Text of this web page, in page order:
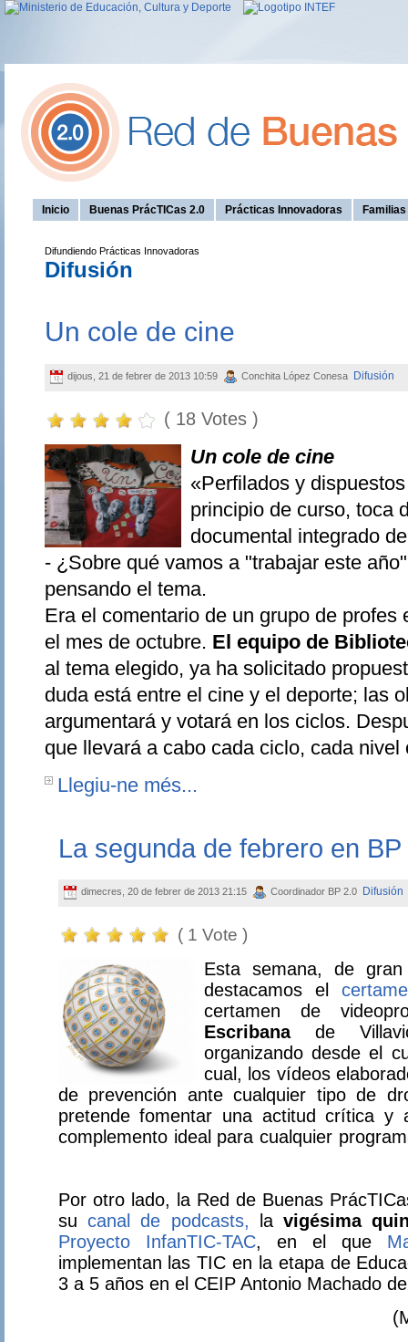
Inicio Buenas PrácTICas 2.0 Prácticas Innovadoras
Difundiendo Prácticas Innovadoras
Difusión
Un cole de cine
dijous, 21 de febrer de 2013 10:59 Conchita López Conesa Difusión
( 18 Votes )
Un cole de cine
«Perfilados y
principio de curso, toca
documental integrado
- ¿Sobre qué vamos a "trabajar este
pensando el tema.
Era el comentario de un grupo de profes
el mes de octubre. El equipo de
al tema elegido, ya ha solicitado
duda está entre el cine y el deporte; las
argumentará y votará en los ciclos.
que llevará a cabo cada ciclo, cada nivel
Llegiu-ne més...
La segunda de febrero en BP
dimecres, 20 de febrer de 2013 21:15 Coordinador BP 2.0 Difusión
( 1 Vote )
Esta semana, de
destacamos el
certamen de
Escribanade
organizando desde el
cual, los vídeos
de prevención ante cualquier tipo de
pretende fomentar una actitud crítica y
complemento ideal para cualquier
Por otro lado, la Red de Buenas
su canal de podcasts, lavigésima
Proyecto InfanTIC-TAC, en el que
implementan las TIC en la etapa de Ed
3 a 5 años en el CEIP Antonio Machado